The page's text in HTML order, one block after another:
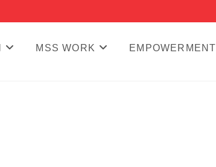
MSS WORK EMPOWERMENT